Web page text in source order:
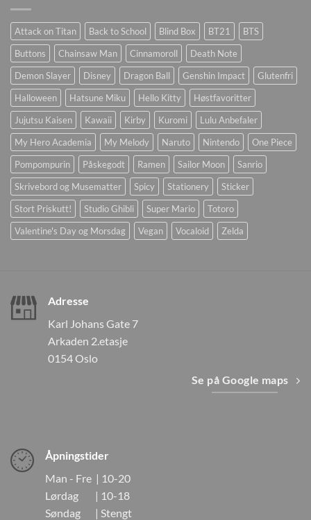
Attack on Titan Back to School Blind Box BT21
BTS
Buttons
Chainsaw Man Cinnamoroll
Death Note
Demon Slayer
Disney Dragon Ball Genshin Impact
Glutenfri
Halloween
Hatsune Miku Hello Kitty
Høstfavoritter
Jujutsu Kaisen
Kawaii Kirby Kuromi
Lulu Anbefaler
My Hero Academia
My Melody Naruto Nintendo
One Piece
Pompompurin
Påskegodt Ramen Sailor Moon
Sanrio
Skrivebord og Musematter
Spicy Stationery
Sticker
Stort Priskutt!
Studio Ghibli Super Mario
Totoro
Valentine's Day og Morsdag
Vegan Vocaloid Zelda
Adresse
Karl Johans Gate 7
Arkaden 2.etasje
0154 Oslo
Se på Google maps
Åpningstider
Man - Fre | 10-20
Lørdag | 10-18
Søndag | Stengt